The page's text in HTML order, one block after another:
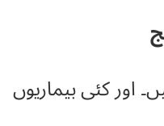
اور کئی بیماریوں